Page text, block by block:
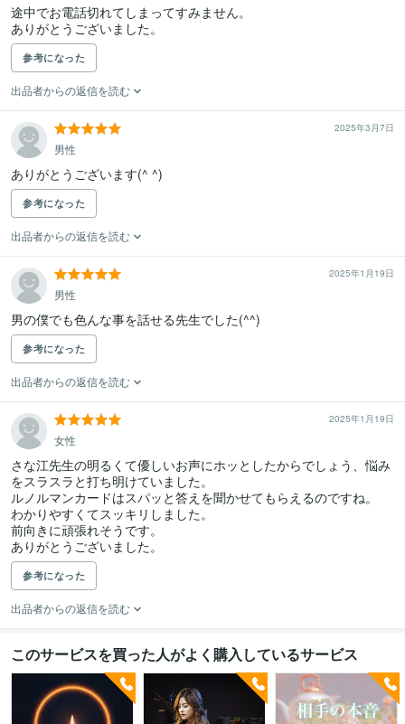
途中でお電話切れてしまってすみません。
ありがとうございました。
参考になった
出品者からの返信を読む
2025年3月7日
男性
ありがとうございます(^ ^)
参考になった
出品者からの返信を読む
2025年1月19日
男性
男の僕でも色んな事を話せる先生でした(^^)
参考になった
出品者からの返信を読む
2025年1月19日
女性
さな江先生の明るくて優しいお声にホッとしたからでしょう、悩み
をスラスラと打ち明けていました。
ルノルマンカードはスパッと答えを聞かせてもらえるのですね。
わかりやすくてスッキリしました。
前向きに頑張れそうです。
ありがとうございました。
参考になった
出品者からの返信を読む
このサービスを買った人がよく購入しているサービス